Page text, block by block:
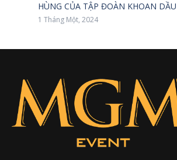
HÙNG CỦA TẬP ĐOÀN KHOAN
1 Tháng Một, 2024